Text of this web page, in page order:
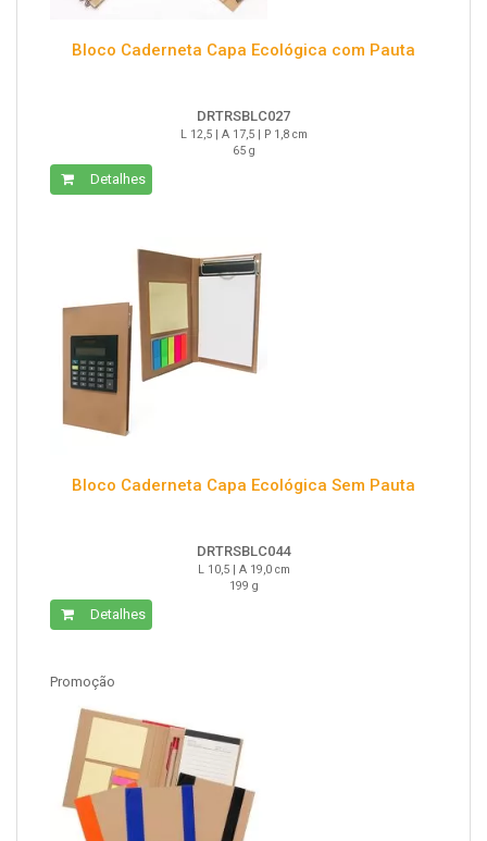
Bloco Caderneta Capa Ecológica com Pauta
DRTRSBLC027
L 12,5 | A 17,5 | P 1,8 cm
65 g
Detalhes
Bloco Caderneta Capa Ecológica Sem Pauta
DRTRSBLC044
L 10,5 | A 19,0 cm
199 g
Detalhes
Promoção